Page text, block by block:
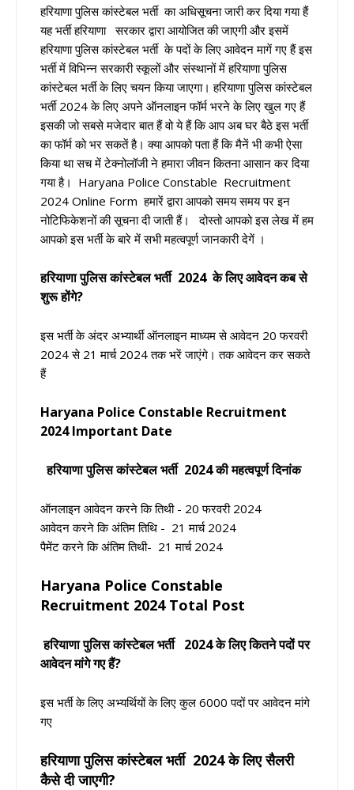
हरियाणा पुलिस कांस्टेबल भर्ती काअधिसूचनाजारी कर दिया गया हैं
यह भर्ती हरियाणा सरकार द्वारा आयोजित की जाएगी और इसमें
हरियाणा पुलिस कांस्टेबल भर्ती के पदों के लिए आवेदन मागें गए हैं इस
भर्ती में विभिन्न सरकारी स्कूलों और संस्थानों में हरियाणा पुलिस
कांस्टेबल भर्ती के लिए चयन किया जाएगा। हरियाणा पुलिस कांस्टेबल
भर्ती 2024 के लिए अपने ऑनलाइन फॉर्म भरने के लिए खुल गए हैं
इसकी जो सबसे मजेदार बात हैं वो ये हैं कि आप अब घर बैठे इस भर्ती
का फॉर्म को भर सकतें है। क्या आपको पता हैं कि मैनें भी कभी ऐसा
किया था सच में टेक्नोलॉजी ने हमारा जीवन कितना आसान कर दिया
गया है। Haryana Police Constable Recruitment
2024 Online Form हमारें द्वारा आपको समय समय पर इन
नोटिफिकेशनों की सूचना दी जाती हैं। दोस्तो आपको इस लेख में हम
आपको इस भर्ती के बारे में सभी महत्वपूर्ण जानकारी देगें ।
हरियाणा पुलिस कांस्टेबल भर्ती 2024 के लिए आवेदन कब से
शुरू होंगे?
इस भर्ती के अंदर अभ्यार्थी ऑनलाइन माध्यम से आवेदन 20 फरवरी
2024 से 21 मार्च 2024 तक भरें जाएंगे। तक आवेदन कर सकते
हैं
Haryana Police Constable Recruitment
2024 Important Date
हरियाणा पुलिस कांस्टेबल भर्ती 2024 की महत्वपूर्ण दिनांक
ऑनलाइन आवेदन करने कि तिथी - 20 फरवरी 2024
आवेदन करने कि अंतिम तिथि - 21 मार्च 2024
पैमेंट करने कि अंतिम तिथी- 21 मार्च 2024
Haryana Police Constable
Recruitment 2024 Total Post
हरियाणा पुलिस कांस्टेबल भर्ती 2024के लिए कितने पदों पर
आवेदन मांगे गए हैं?
इस भर्ती के लिए अभ्यर्थियों के लिए कुल 6000 पदों पर आवेदन मांगे
गए
हरियाणा पुलिस कांस्टेबल भर्ती 2024के लिए सैलरी
कैसे दी जाएगी?